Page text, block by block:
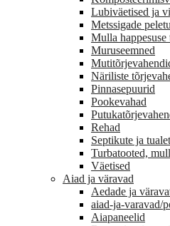
Lubiväetised ja
Metssigade
Mulla happesuse
Muruseemned
Näriliste
Pinnasepuurid
Pookevahad
Rehad
Septikute ja
Turbatooted,
Väetised
Aiad ja väravad
Aedade ja
aiad-ja-varavad/
Aiapaneelid